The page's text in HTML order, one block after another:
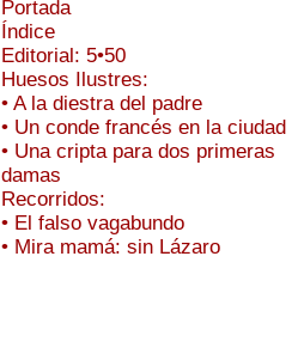
Portada
Índice
Editorial: 5•50
Huesos Ilustres:
• A la diestra del padre
• Un conde francés en la ciudad
• Una cripta para dos primeras
damas
Recorridos:
• El falso vagabundo
• Mira mamá: sin Lázaro